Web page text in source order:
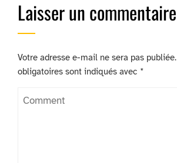
Laisser un commentaire
Votre adresse e-mail ne sera pas publiée.
obligatoires sont indiqués avec *